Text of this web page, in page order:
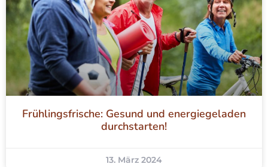
Frühlingsfrische: Gesund und energiegeladen
durchstarten!
13. März 2024